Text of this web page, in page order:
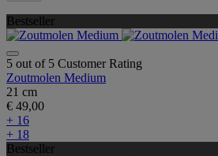
Bestseller
5 out of 5 Customer Rating
Zoutmolen Medium
21 cm
€ 49,00
+ 16
+ 18
Bestseller